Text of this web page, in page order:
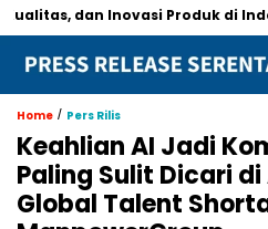
dan Inovasi Produk di
Home / Pers Rilis
Keahlian AI Jadi
Paling Sulit Dicari di
Global Talent